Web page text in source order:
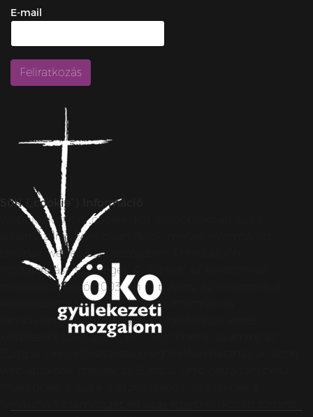
E-mail
Süti („cookie”) Információ
Weboldalunkon „cookie”-kat (továbbiakban „süti”)
alkalmazunk. Ezek olyan fájlok, melyek információt
tárolnak webes böngészőjében. Ehhez az Ön
hozzájárulása szükséges. A „sütiket” az elektronikus
hírközlésről szóló 2003. évi C. törvény, az elektronikus
kereskedelmi szolgáltatások, az információs
társadalommal összefüggő szolgáltatások egyes
kérdéseiről szóló 2001. évi CVIII. törvény, valamint az